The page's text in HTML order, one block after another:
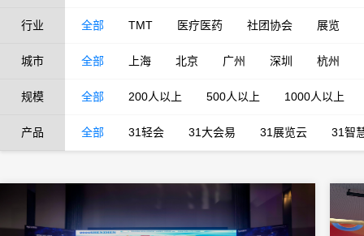
行业 全部 TMT 医疗医药 社团协会 展览
城市 全部 上海 北京 广州 深圳 杭州
规模 全部 200人以上 500人以上 1000人以上
产品 全部 31轻会 31大会易 31展览云 31智